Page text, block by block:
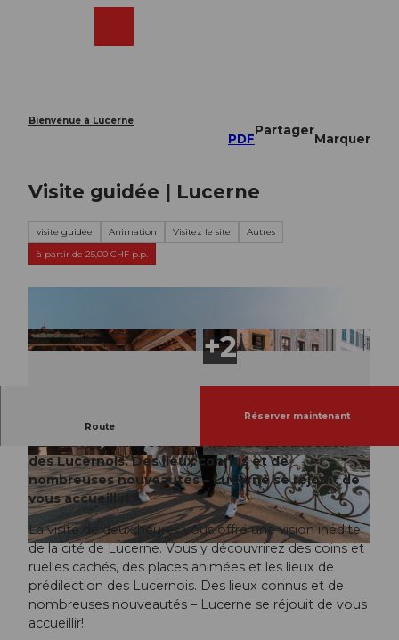
Bienvenue à Lucerne
PDF
Partager
Marquer
Visite guidée | Lucerne
visite guidée Animation Visitez le site
Autres
à partir de 25,00 CHF p.p.
Route
Réserver maintenant
Vous y découvrirez des coins et ruelles cachés,
des places animées et les lieux de prédilection
des Lucernois. Des lieux connus et de
nombreuses nouveautés – Lucerne se réjouit de
vous accueillir!
La visite de deux heures vous offre une vision inédite
de la cité de Lucerne. Vous y découvrirez des coins et
ruelles cachés, des places animées et les lieux de
prédilection des Lucernois. Des lieux connus et de
nombreuses nouveautés – Lucerne se réjouit de vous
accueillir!